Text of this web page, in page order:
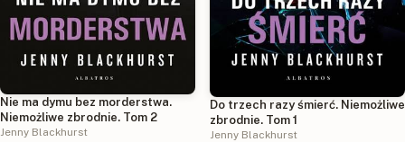
Nie ma dymu bez morderstwa.
Niemożliwe zbrodnie. Tom 2
Jenny Blackhurst
Do trzech razy śmierć. Niemożliwe
zbrodnie. Tom 1
Jenny Blackhurst